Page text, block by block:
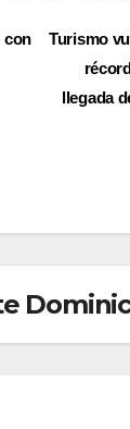
Turismo
llegada
con